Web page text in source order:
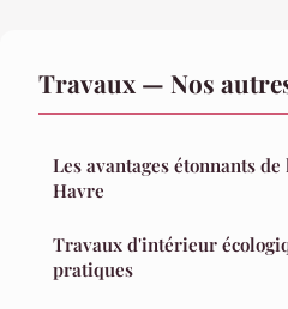
Travaux — Nos
Les avantages étonnants
Havre
Travaux d'intérieur
pratiques